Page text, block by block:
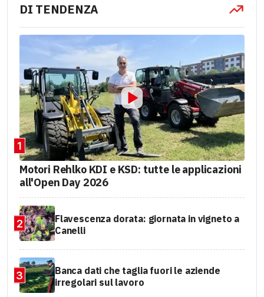
DI TENDENZA
1
Motori Rehlko KDI e KSD: tutte le applicazioni
all'Open Day 2026
2
Flavescenza dorata: giornata in vigneto a
Canelli
3
Banca dati che taglia fuori le aziende
irregolari sul lavoro